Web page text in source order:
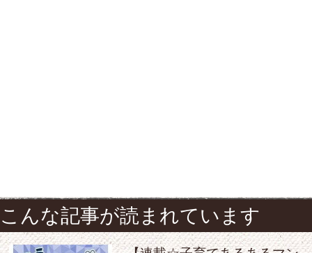
こんな記事が読まれています